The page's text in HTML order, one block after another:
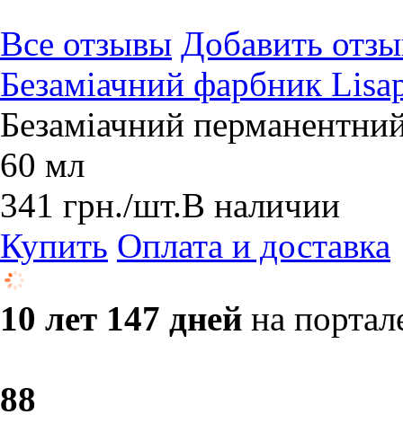
Все отзывы Добавить
Безаміачний фарбник
Безаміачний
60 мл
341 грн./шт.В наличии
Купить Оплата и доставка
10 лет 147 дней на
88